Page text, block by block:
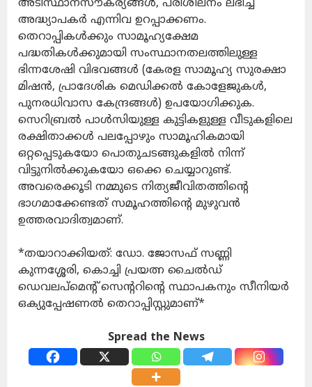
അടിസ്ഥാനസൗകര്യങ്ങൾ, പരിശീലനം ലഭിച്ച
അദ്ധ്യാപകർ എന്നിവ ഉറപ്പാക്കണം.
തെറാപ്പികൾക്കും സാമൂഹ്യക്ഷേമ
പദ്ധതികൾക്കുമായി സംസ്ഥാനതലത്തിലുള്ള
ഭിന്നശേഷി വിഭവങ്ങൾ (കേരള സാമൂഹ്യ സുരക്ഷാ
മിഷൻ, പ്രാദേശിക മെഡിക്കൽ കോളേജുകൾ,
പുനരധിവാസ കേന്ദ്രങ്ങൾ) ഉപയോഗിക്കുക.
സെറിബ്രൽ പാൾസിയുള്ള കുട്ടികളുള്ള വീടുകളിലെ
രക്ഷിതാക്കൾ പലപ്പോഴും സാമൂഹികമായി
ഒറ്റപ്പെടുകയോ പൊതുചടങ്ങുകളിൽ നിന്ന്
വിട്ടുനിൽക്കുകയോ ഒക്കെ ചെയ്യാറുണ്ട്.
അവരെക്കൂടി നമ്മുടെ നിത്യജീവിതത്തിന്റെ
ഭാഗമാക്കേണ്ടത് സമൂഹത്തിന്റെ മുഴുവൻ
ഉത്തരവാദിത്വമാണ്.
*തയാറാക്കിയത്: ഡോ. ജോസഫ് സണ്ണി
കുന്നശ്ശേരി, കൊച്ചി പ്രയത്ന ചൈൽഡ്
ഡെവലപ്മെന്റ് സെന്ററിന്റെ സ്ഥാപകനും സീനിയർ
ഒക്യുപ്പേഷണൽ തെറാപ്പിസ്റ്റുമാണ്*
Spread the News